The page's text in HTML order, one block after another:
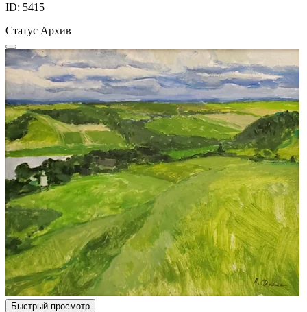
ID: 5415
Статус Архив
Быстрый просмотр